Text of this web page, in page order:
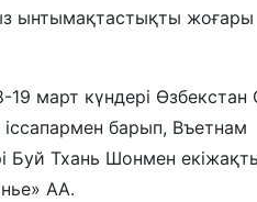
ынтымақтастықты жоғары
19 март күндері
барып, Въетнам
Буй Тхань Шонмен
АА.